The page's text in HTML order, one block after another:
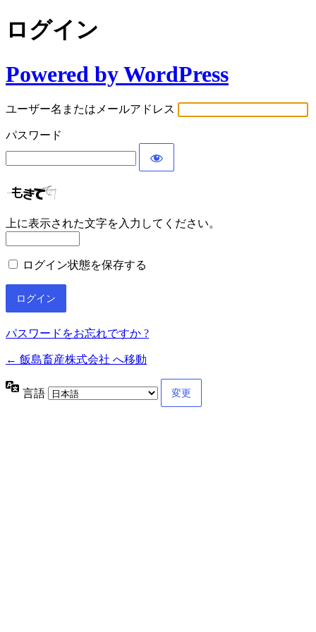
ログイン
Powered by WordPress
ユーザー名またはメールアドレス
パスワード
上に表示された文字を入力してください。
ログイン状態を保存する
パスワードをお忘れですか ?
← 飯島畜産株式会社 へ移動
言語